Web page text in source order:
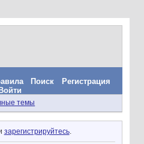
Поиск
Регистрация
Войти
темы
зарегистрируйтесь.